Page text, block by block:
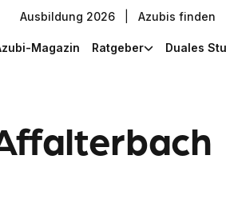
Ausbildung 2026 Azubis finden
Magazin Ratgeber Duales